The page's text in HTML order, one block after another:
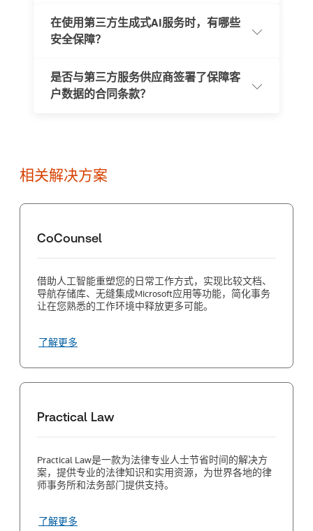
信息可在我们的AI@Thomson Reuters官方网站上查看。
CoCounsel Drafting 采用检索增强生成（RAG）方法，基
于Practical Law的内容集训练AI模型。系统生成的回应将
证。
在使用第三方生成式AI服务时，有哪些
安全保障？
我们当前通过Microsoft Azure北美服务器访问底层AI模
型，使用零数据保留API，为CoCounsel Drafting用户提供
是否与第三方服务供应商签署了保障客
户数据的合同条款？
相关解决方案
CoCounsel
借助人工智能重塑您的日常工作方式，实现比较文档、
导航存储库、无缝集成Microsoft应用等功能，简化事务
让在您熟悉的工作环境中释放更多可能。
了解更多
Practical Law
Practical Law是一款为法律专业人士节省时间的解决方
案，提供专业的法律知识和实用资源，为世界各地的律
师事务所和法务部门提供支持。
了解更多